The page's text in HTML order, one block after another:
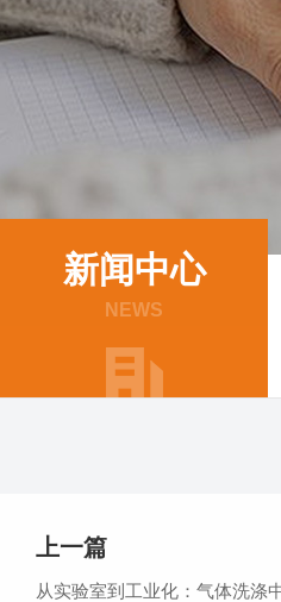
新闻中心
NEWS
上一篇
从实验室到工业化：气体洗涤